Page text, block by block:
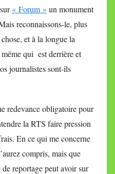
« Forum » un monument
reconnaissons-le, plus
et à la longue la
qui est derrière et
journalistes sont-ils
redevance obligatoire pour
la RTS faire pression
En ce qui me concerne
compris, mais que
reportage peut avoir sur